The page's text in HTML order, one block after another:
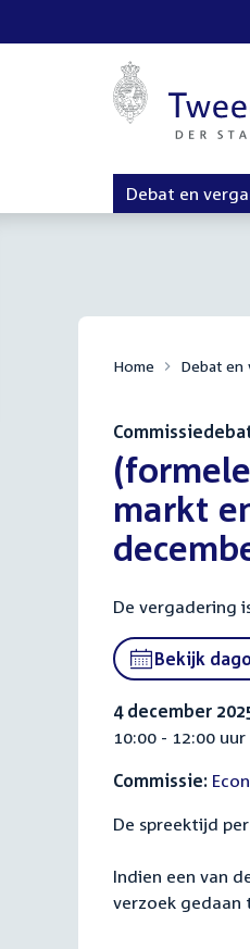
Debat en
Home Debat en
:
markt
De vergadering
Bekijk
4 december
10:00 - 12:00 uur
Commissie:
De spreektijd
Indien een van
verzoek gedaan